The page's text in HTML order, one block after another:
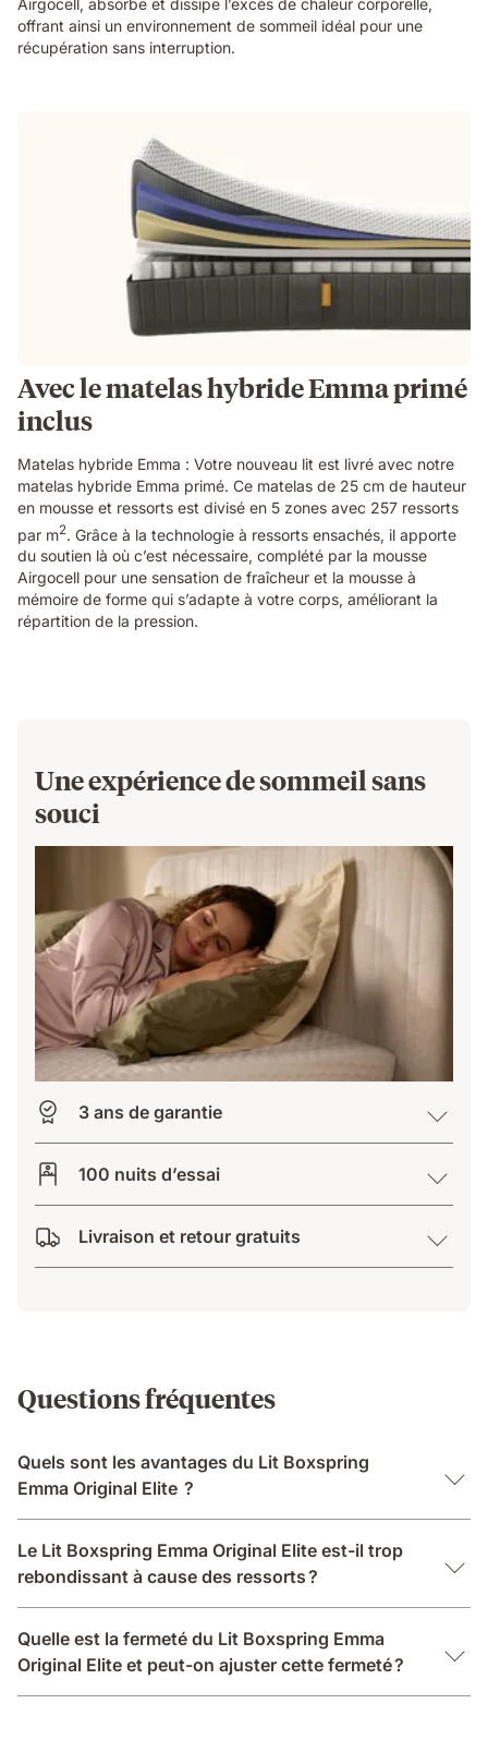
offrant ainsi un environnement de sommeil idéal pour une
récupération sans interruption.
Avec le matelas hybride Emma primé
inclus
Matelas hybride Emma : Votre nouveau lit est livré avec notre
matelas hybride Emma primé. Ce matelas de 25 cm de hauteur
en mousse et ressorts est divisé en 5 zones avec 257 ressorts
par m2
. Grâce à la technologie à ressorts ensachés, il apporte
du soutien là où c’est nécessaire, complété par la mousse
Airgocell pour une sensation de fraîcheur et la mousse à
mémoire de forme qui s’adapte à votre corps, améliorant la
répartition de la pression.
Une expérience de sommeil sans
souci
3 ans de garantie
100 nuits d’essai
Livraison et retour gratuits
Questions fréquentes
Quels sont les avantages du Lit Boxspring
Emma Original Elite ?
Le Lit Boxspring Emma Original Elite est-il trop
rebondissant à cause des ressorts ?
Quelle est la fermeté du Lit Boxspring Emma
Original Elite et peut-on ajuster cette fermeté ?